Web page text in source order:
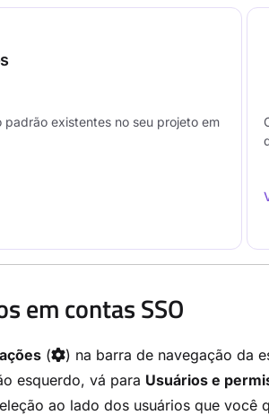
existentes no seu projeto em
em contas SSO
(
) na barra de navegação da
esquerdo, vá para Usuários e
ao lado dos usuários que você